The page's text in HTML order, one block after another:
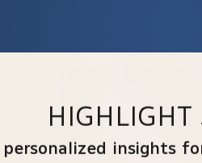
HIGHLIGHT
personalized insights